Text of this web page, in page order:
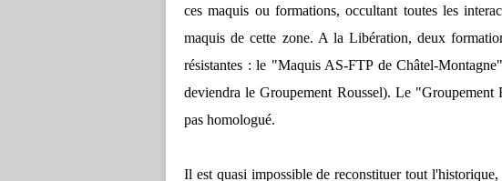
ces maquis ou formations, occultant toutes les
maquis de cette zone. A la Libération, deux
résistantes : le "Maquis AS-FTP de Châtel-
deviendra le Groupement Roussel). Le
pas homologué.
Il est quasi impossible de reconstituer tout